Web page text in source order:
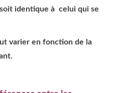
identique à celui qui se
varier en fonction de la